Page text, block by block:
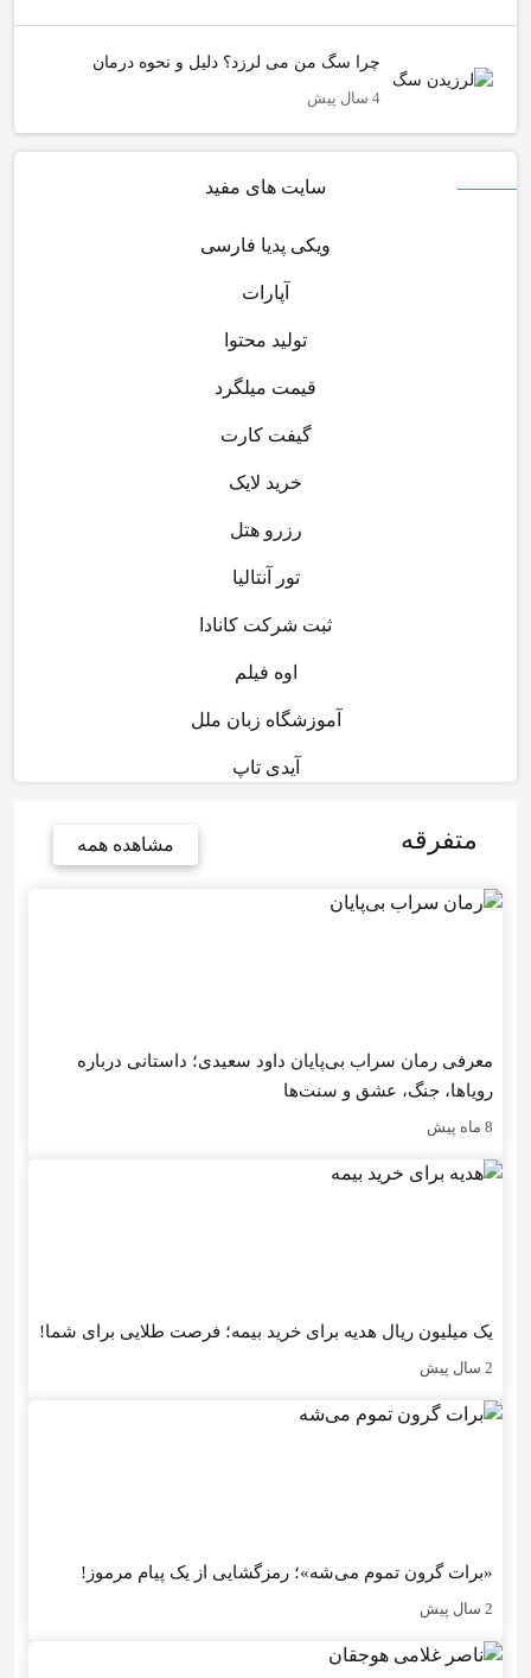
چرا سگ من می لرزد؟ دلیل و نحوه درمان
4 سال پیش
سایت های مفید
ویکی پدیا فارسی
آپارات
تولید محتوا
قیمت میلگرد
گیفت کارت
خرید لایک
رزرو هتل
تور آنتالیا
ثبت شرکت کانادا
اوه فیلم
آموزشگاه زبان ملل
آیدی تاپ
متفرقه مشاهده همه
معرفی رمان سراب بی‌پایان داود سعیدی؛ داستانی درباره
رویاها، جنگ، عشق و سنت‌ها
8 ماه پیش
یک میلیون ریال هدیه برای خرید بیمه؛ فرصت طلایی برای شما!
2 سال پیش
«برات گرون تموم می‌شه»؛ رمزگشایی از یک پیام مرموز!
2 سال پیش